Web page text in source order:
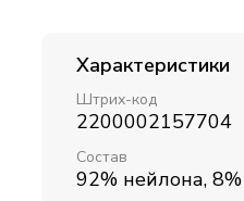
Характеристики
Штрих-код
2200002157704
Состав
92% нейлона,